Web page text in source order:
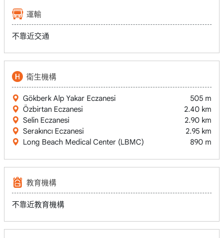
運輸
不靠近交通
衛生機構
Gökberk Alp Yakar Eczanesi
505 m
Özbirtan Eczanesi
2.40 km
Selin Eczanesi
2.90 km
Serakıncı Eczanesi
2.95 km
Long Beach Medical Center (LBMC)
890 m
教育機構
不靠近教育機構